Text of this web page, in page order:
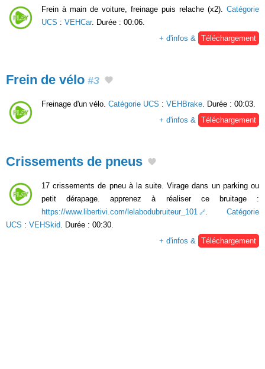
Frein à main de voiture, freinage puis relache (x2). Catégorie
UCS : VEHCar. Durée : 00:06.
+ d'infos & Téléchargement
Frein de vélo #3
Freinage d'un vélo. Catégorie UCS : VEHBrake . Durée : 00:03.
+ d'infos &
Téléchargement
Crissements de pneus
17 crissements de pneu à la suite. Virage dans un parking ou
petit dérapage. apprenez à réaliser ce bruitage :
https://www.libertivi.com/lelabodubruiteur_101
. Catégorie
UCS : VEHSkid . Durée : 00:30.
+ d'infos &
Téléchargement